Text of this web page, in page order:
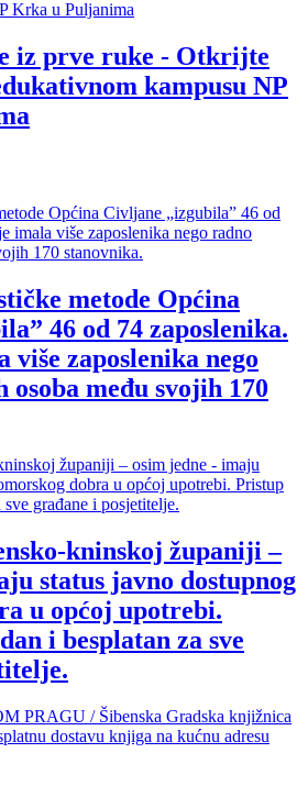
iz prve ruke - Otkrijte
kampusu NP
metode Općina
46 od 74 zaposlenika.
više zaposlenika nego
osoba među svojih 170
kninskoj županiji –
status javno dostupnog
u općoj upotrebi.
i besplatan za sve